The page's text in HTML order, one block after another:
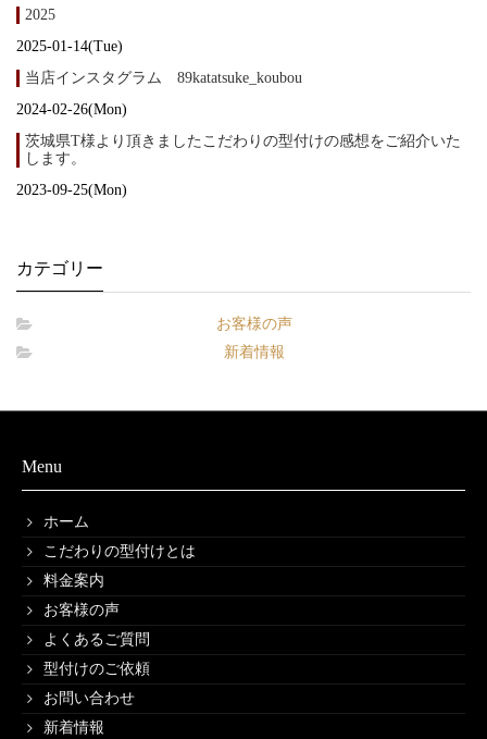
2025
2025-01-14(Tue)
当店インスタグラム 89katatsuke_koubou
2024-02-26(Mon)
茨城県T様より頂きましたこだわりの型付けの感想をご紹介いた
します。
2023-09-25(Mon)
カテゴリー
お客様の声
新着情報
Menu
ホーム
こだわりの型付けとは
料金案内
お客様の声
よくあるご質問
型付けのご依頼
お問い合わせ
新着情報